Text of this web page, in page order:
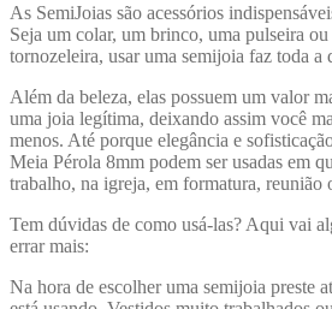
As SemiJoias são acessórios
Seja um colar, um brinco, uma pulseira ou
tornozeleira, usar uma semijoia faz toda a
Além da beleza, elas possuem um valor
uma joia legítima, deixando assim você
menos. Até porque elegância e
Meia Pérola 8mm podem ser usadas em
trabalho, na igreja, em formatura, reunião
Tem dúvidas de como usá-las? Aqui vai
errar mais:
Na hora de escolher uma semijoia preste